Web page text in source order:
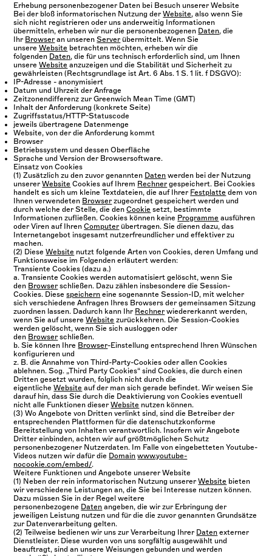
Erhebung personenbezogener Daten bei Besuch unserer Website
Bei der bloß informatorischen Nutzung derWebsite, also wenn Sie
sich nicht registrieren oder uns anderweitig Informationen
übermitteln, erheben wir nur die personenbezogenen Daten, die
Ihr Browser an unserenServer übermittelt. Wenn Sie
unsereWebsite betrachten möchten, erheben wir die
folgenden Daten, die für uns technisch erforderlich sind, um Ihnen
unsereWebsite anzuzeigen und die Stabilität und Sicherheit zu
gewährleisten (Rechtsgrundlage ist Art. 6 Abs. 1 S. 1 lit. f DSGVO):
IP-Adresse - anonymisiert
Datum und Uhrzeit der Anfrage
Zeitzonendifferenz zur Greenwich Mean Time (GMT)
Inhalt der Anforderung (konkrete Seite)
Zugriffsstatus/HTTP-Statuscode
jeweils übertragene Datenmenge
Website, von der die Anforderung kommt
Browser
Betriebssystem und dessen Oberfläche
Sprache und Version der Browsersoftware.
Einsatz von Cookies
(1) Zusätzlich zu den zuvor genannten Daten werden bei der Nutzung
unsererWebsite Cookies auf Ihrem Rechner gespeichert. Bei Cookies
handelt es sich um kleine Textdateien, die auf Ihrer Festplatte dem von
Ihnen verwendeten Browser zugeordnet gespeichert werden und
durch welche der Stelle, die denCookie setzt, bestimmte
Informationen zufließen. Cookies können keine Programme ausführen
oder Viren auf IhrenComputer übertragen. Sie dienen dazu, das
Internetangebot insgesamt nutzerfreundlicher und effektiver zu
machen.
(2) DieseWebsite nutzt folgende Arten von Cookies, deren Umfang und
Funktionsweise im Folgenden erläutert werden:
Transiente Cookies (dazu a.)
a. Transiente Cookies werden automatisiert gelöscht, wenn Sie
den Browser schließen. Dazu zählen insbesondere die Session-
Cookies. Diesespeichern eine sogenannte Session-ID, mit welcher
sich verschiedene Anfragen Ihres Browsers der gemeinsamen Sitzung
zuordnen lassen. Dadurch kann Ihr Rechner wiedererkannt werden,
wenn Sie auf unsereWebsite zurückkehren. Die Session-Cookies
werden gelöscht, wenn Sie sich ausloggen oder
den Browser schließen.
b. Sie können Ihre Browser-Einstellung entsprechend Ihren Wünschen
konfigurieren und
z. B. die Annahme von Third-Party-Cookies oder allen Cookies
ablehnen. Sog. „Third Party Cookies“ sind Cookies, die durch einen
Dritten gesetzt wurden, folglich nicht durch die
eigentlicheWebsite auf der man sich gerade befindet. Wir weisen Sie
darauf hin, dass Sie durch die Deaktivierung von Cookies eventuell
nicht alle Funktionen dieserWebsite nutzen können.
(3) Wo Angebote von Dritten verlinkt sind, sind die Betreiber der
entsprechenden Plattformen für die datenschutzkonforme
Bereitstellung von Inhalten verantwortlich. Insofern wir Angebote
Dritter einbinden, achten wir auf größtmöglichen Schutz
personenbezogener Nutzerdaten. Im Falle von eingebetteten Youtube-
Videos nutzen wir dafür die Domain www.youtube-
nocookie.com/embed/.
Weitere Funktionen und Angebote unserer Website
(1) Neben der rein informatorischen Nutzung unsererWebsite bieten
wir verschiedene Leistungen an, die Sie bei Interesse nutzen können.
Dazu müssen Sie in der Regel weitere
personenbezogene Daten angeben, die wir zur Erbringung der
jeweiligen Leistung nutzen und für die die zuvor genannten Grundsätze
zur Datenverarbeitung gelten.
(2) Teilweise bedienen wir uns zur Verarbeitung Ihrer Daten externer
Dienstleister. Diese wurden von uns sorgfältig ausgewählt und
beauftragt, sind an unsere Weisungen gebunden und werden